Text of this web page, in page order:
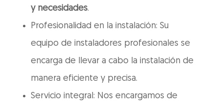
y necesidades.
Profesionalidad en la instalación: Su
equipo de instaladores profesionales se
encarga de llevar a cabo la instalación de
manera eficiente y precisa.
Servicio integral: Nos encargamos de